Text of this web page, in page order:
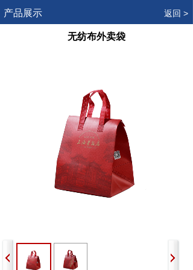
产品展示 返回 >
无纺布外卖袋